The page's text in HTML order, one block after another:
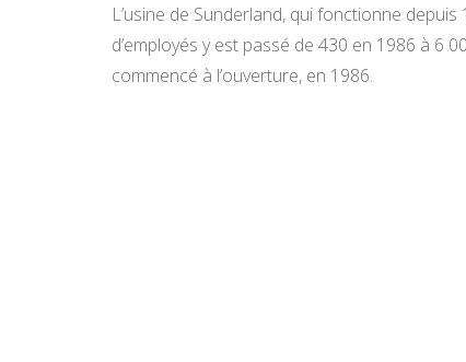
L’usine de Sunderland, qui fonctionne
d’employés y est passé de 430 en 1986 à 6
commencé à l’ouverture, en 1986.